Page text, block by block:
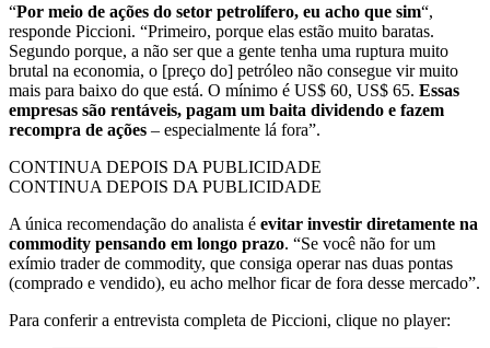
“Por meio de ações do setor petrolífero, eu acho que sim“,
responde Piccioni. “Primeiro, porque elas estão muito baratas.
Segundo porque, a não ser que a gente tenha uma ruptura muito
brutal na economia, o [preço do] petróleo não consegue vir muito
mais para baixo do que está. O mínimo é US$ 60, US$ 65. Essas
empresas são rentáveis, pagam um baita dividendo e fazem
recompra de ações – especialmente lá fora”.
CONTINUA DEPOIS DA PUBLICIDADE
CONTINUA DEPOIS DA PUBLICIDADE
A única recomendação do analista é evitar investir diretamente na
commodity pensando em longo prazo. “Se você não for um
exímio trader de commodity, que consiga operar nas duas pontas
(comprado e vendido), eu acho melhor ficar de fora desse mercado”.
Para conferir a entrevista completa de Piccioni, clique no player: